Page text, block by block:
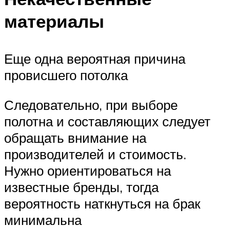
материалы
Еще одна вероятная причина
провисшего потолка
Следовательно, при выборе
полотна и составляющих следует
обращать внимание на
производителей и стоимость.
Нужно ориентироваться на
известные бренды, тогда
вероятность наткнуться на брак
минимальна